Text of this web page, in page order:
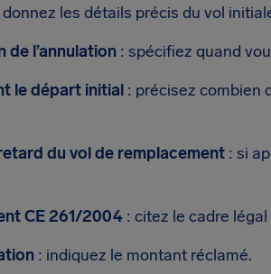
donnez les détails précis du vol
l’annulation : spécifiez quand
le départ initial : précisez combien
du vol de remplacement : si
CE 261/2004 : citez le cadre
: indiquez le montant réclamé.